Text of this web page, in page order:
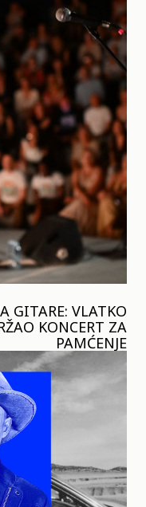
GITARE: VLATKO
KONCERT ZA
PAMĆENJE